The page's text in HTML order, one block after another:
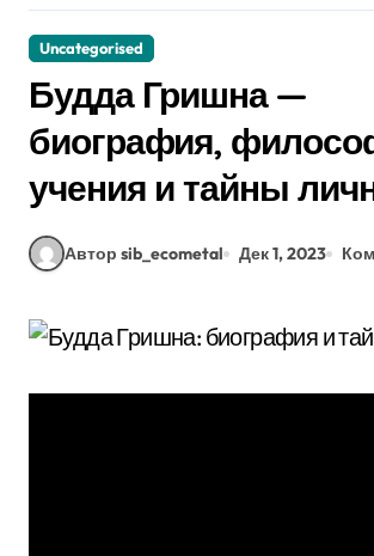
Uncategorised
Будда Гришна —
биография,
учения и тайны
Автор sib_ecometal Дек 1, 2023